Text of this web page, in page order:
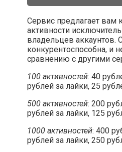
Сервис предлагает вам
активности
владельцев аккаунтов.
конкурентоспособна, и
сравнению с другими
100 активностей: 40
рублей за лайки, 25
500 активностей: 200
рублей за лайки, 125
1000 активностей: 400
рублей за лайки, 250